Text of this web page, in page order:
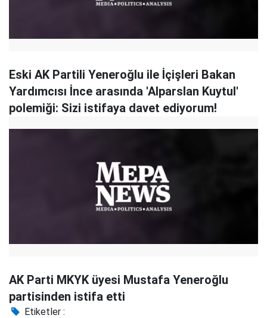
Eski AK Partili Yeneroğlu ile İçişleri Bakan
Yardımcısı İnce arasında 'Alparslan Kuytul'
polemiği: Sizi istifaya davet ediyorum!
AK Parti MKYK üyesi Mustafa Yeneroğlu
partisinden istifa etti
Etiketler :